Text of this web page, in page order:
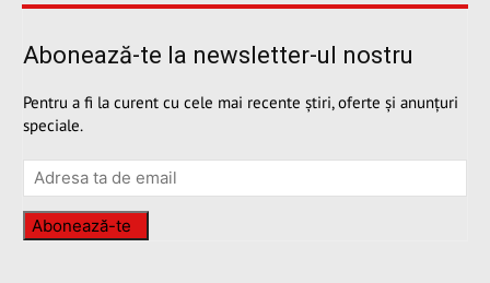
Abonează-te la newsletter-ul nostru
Pentru a fi la curent cu cele mai recente știri, oferte și anunțuri
speciale.
Abonează-te